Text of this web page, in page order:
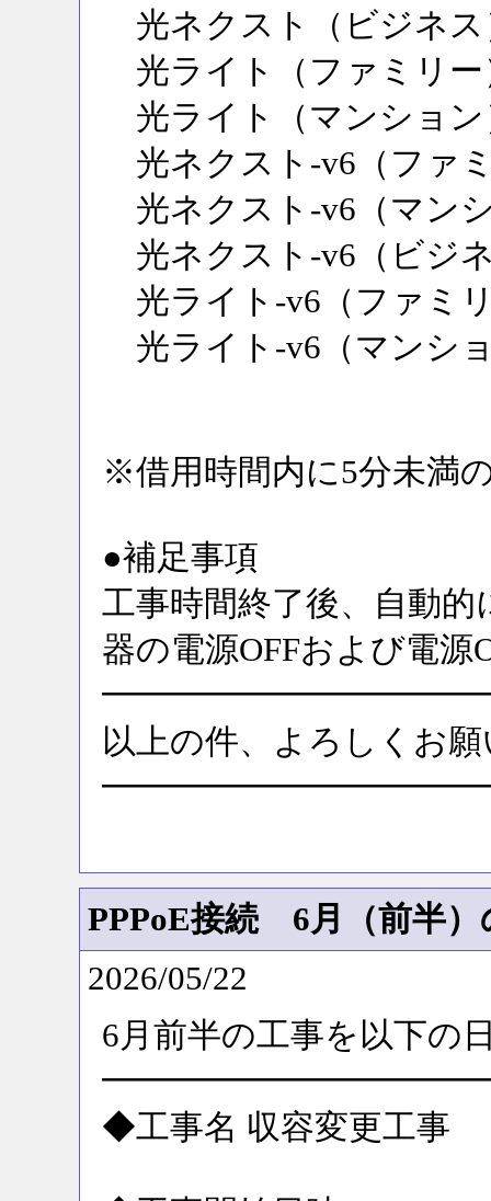
光ネクスト（ビジネス
光ライト（ファミリー
光ライト（マンション
光ネクスト-v6（ファ
光ネクスト-v6（マン
光ネクスト-v6（ビジ
光ライト-v6（ファミ
光ライト-v6（マンシ
※借用時間内に5分未満
●補足事項
工事時間終了後、自動
器の電源OFFおよび電
以上の件、よろしくお
PPPoE接続 6月（前半）
2026/05/22
6月前半の工事を以下の
◆工事名 収容変更工事